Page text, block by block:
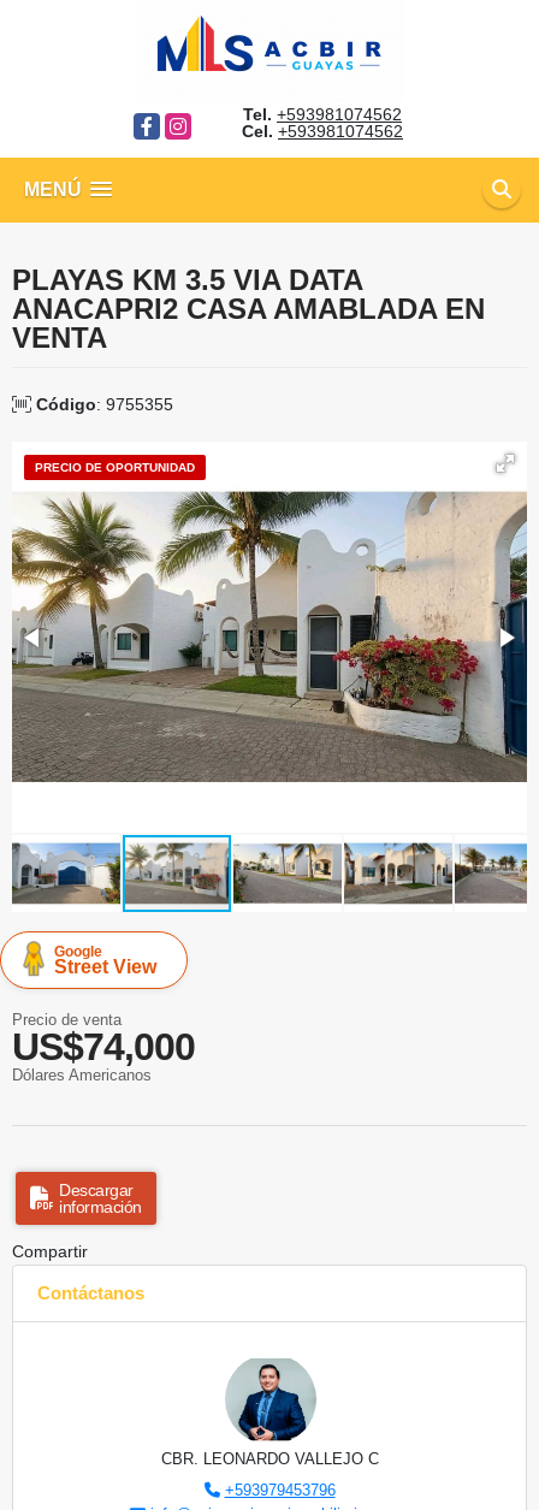
FacebookInstagram
Tel. +593981074562
Cel. +593981074562
MENÚ
PLAYAS KM 3.5 VIA DATA
ANACAPRI2 CASA AMABLADA EN
VENTA
Código: 9755355
PRECIO DE OPORTUNIDAD
Google
Street View
Precio de venta
US$74,000
Dólares Americanos
Descargar
información
Compartir
Contáctanos
CBR. LEONARDO VALLEJO C
+593979453796